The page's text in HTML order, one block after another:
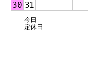
30 31
今日
定休日